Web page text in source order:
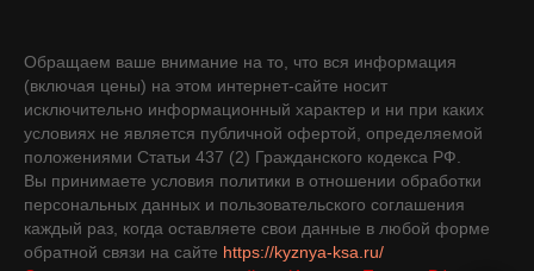
Обращаем ваше внимание на то, что вся информация
(включая цены) на этом интернет-сайте носит
исключительно информационный характер и ни при каких
условиях не является публичной офертой, определяемой
положениями Статьи 437 (2) Гражданского кодекса РФ.
Вы принимаете условия политики в отношении обработки
персональных данных и пользовательского соглашения
каждый раз, когда оставляете свои данные в любой форме
обратной связи на сайте https://kyznya-ksa.ru/